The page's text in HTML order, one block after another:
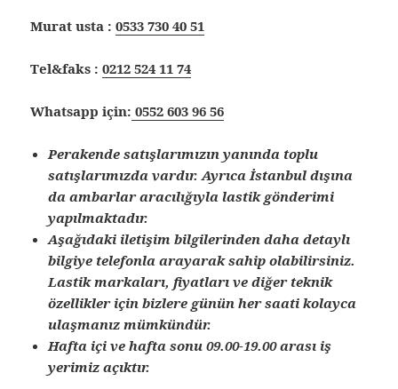
Murat usta :0533 730 40 51
Tel&faks :0212 524 11 74
Whatsapp için: 0552 603 96 56
Perakende satışlarımızın yanında toplu
satışlarımızda vardır. Ayrıca İstanbul dışına
da ambarlar aracılığıyla lastik gönderimi
yapılmaktadır.
Aşağıdaki iletişim bilgilerinden daha detaylı
bilgiye telefonla arayarak sahip olabilirsiniz.
Lastik markaları, fiyatları ve diğer teknik
özellikler için bizlere günün her saati kolayca
ulaşmanız mümkündür.
Hafta içi ve hafta sonu 09.00-19.00 arası iş
yerimiz açıktır.